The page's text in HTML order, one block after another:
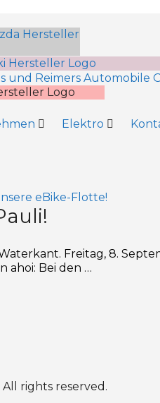
Elektro
Freitag, 8.
ahoi: Bei den …
All rights reserved.